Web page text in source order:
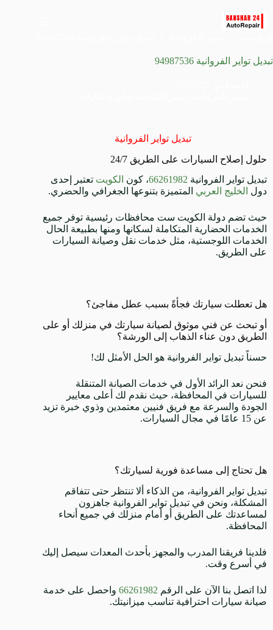
تبديل تواير الفروانية 94987536
تبديل تواير الفروانية
حلول إصلاح السيارات على الطريق 24/7
تبديل تواير الفروانية 66261982، كون الكويت تعتبر إحدى
دول الخليج العربي المتميزة بتنوعها الجغرافي والحضري.
حيث تضم دولة الكويت ست محافظات رئيسية توفر جميع
الخدمات الحضارية المتكاملة لسكانها ومنها بطبيعة الحال
الخدمات اللوجستية، مثل خدمات نقل وصيانة السيارات
على الطريق.
هل تعطلت سيارتك فجأةً بسبب عطل مفاجئ؟
أو تبحث عن فني موثوق لصيانة سيارتك في منزلك أو على
الطريق دون عناء الذهاب إلى الورشة؟
حسناً تبديل تواير الفروانية هو الحل الأمثل لك!
فنحن نعد الرائد الأول في خدمات الصيانة المتنقلة
للسيارات في المحافظة، حيث نقدم لك أعلى معايير
الجودة والسرعة مع فريق فنيين معتمدين وذوي خبرة تزيد
عن 15 عامًا في مجال السيارات.
هل تحتاج إلى مساعدة فورية لسيارتك؟
تبديل تواير الفروانية، من الذكاء ألا تنتظر حتى تتفاقم
المشكلة، ونحن في تبديل تواير الفروانية جاهزون
لمساعدتك على الطريق أو أمام منزلك في جميع أنحاء
المحافظة.
فلدينا فريقنا المدرب والمجهز بأحدث المعدات سيصل إليك
في أسرع وقت.
لذا اتصل بنا الآن على الرقم 66261982 واحصل على خدمة
صيانة سيارات احترافية تناسب ميزانيتك.